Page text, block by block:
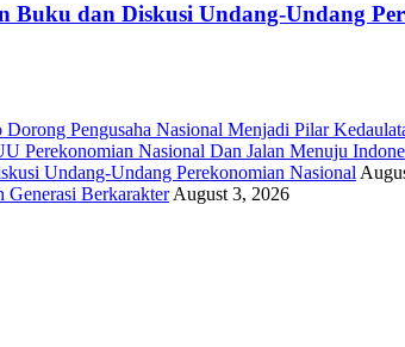
dan Diskusi Undang-Undang
Pengusaha Nasional Menjadi Pilar
Perekonomian Nasional Dan Jalan Menuju
Undang-Undang Perekonomian Nasional
BerkarakterAugust 3, 2026